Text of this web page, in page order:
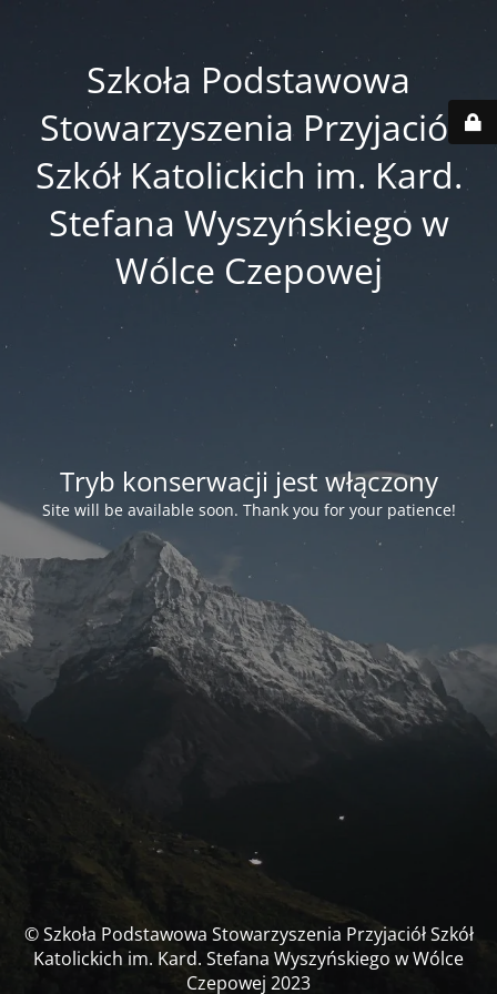
Szkoła Podstawowa
Stowarzyszenia Przyjaciół
Szkół Katolickich im. Kard.
Stefana Wyszyńskiego w
Wólce Czepowej
Tryb konserwacji jest włączony
Site will be available soon. Thank you for your patience!
© Szkoła Podstawowa Stowarzyszenia Przyjaciół Szkół
Katolickich im. Kard. Stefana Wyszyńskiego w Wólce
Czepowej 2023